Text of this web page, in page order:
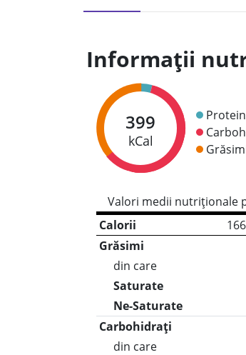
Informații
399
kCal
Valori medii nutriționale
Calorii
Grăsimi
din care
Saturate
Ne-Saturate
Carbohidrați
din care